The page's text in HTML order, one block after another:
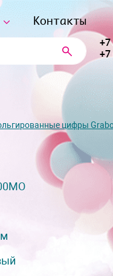
Контакты
+7
+7
цифры